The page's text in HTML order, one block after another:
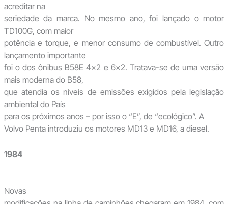
acreditar na
seriedade da marca. No mesmo ano, foi lançado o motor
TD100G, com maior
potência e torque, e menor consumo de combustível. Outro
lançamento importante
foi o dos ônibus B58E 4×2 e 6×2. Tratava-se de uma versão
mais moderna do B58,
que atendia os níveis de emissões exigidos pela legislação
ambiental do País
para os próximos anos – por isso o “E”, de “ecológico”. A
Volvo Penta introduziu os motores MD13 e MD16, a diesel.
1984
Novas